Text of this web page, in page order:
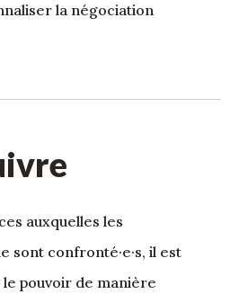
la négociation
auxquelles les
sont confronté·e·s, il est
pouvoir de manière